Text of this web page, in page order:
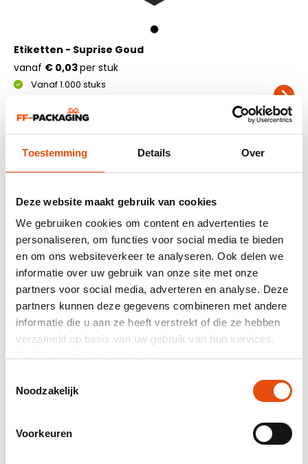
Toestemming Details Over
Deze website maakt gebruik van cookies
We gebruiken cookies om content en advertenties te
personaliseren, om functies voor social media te bieden
en om ons websiteverkeer te analyseren. Ook delen we
informatie over uw gebruik van onze site met onze
partners voor social media, adverteren en analyse. Deze
partners kunnen deze gegevens combineren met andere
informatie die u aan ze heeft verstrekt of die ze hebben
verzameld op basis van uw gebruik van hun services.
Noodzakelijk
Voorkeuren
Etiketten - Suprise Goud
Vanaf 1.000 stuks
vanaf € 0,03per stuk
Etiketten - Van Sint
Vanaf 1.000 stuks
In 1 formaat en 1 materiaalkleur
vanaf € 0,02per stuk